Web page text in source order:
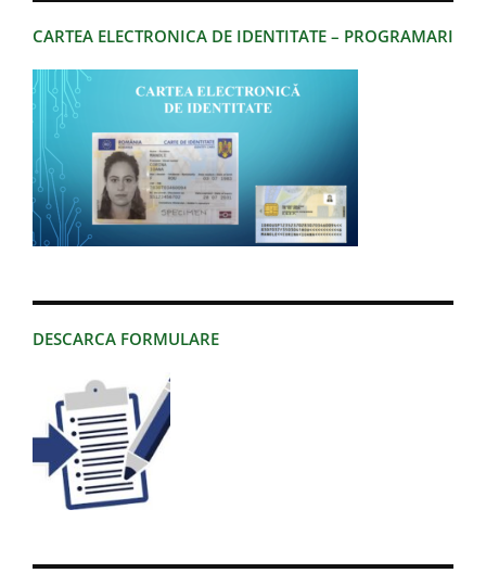
CARTEA ELECTRONICA DE IDENTITATE – PROGRAMARI
DESCARCA FORMULARE